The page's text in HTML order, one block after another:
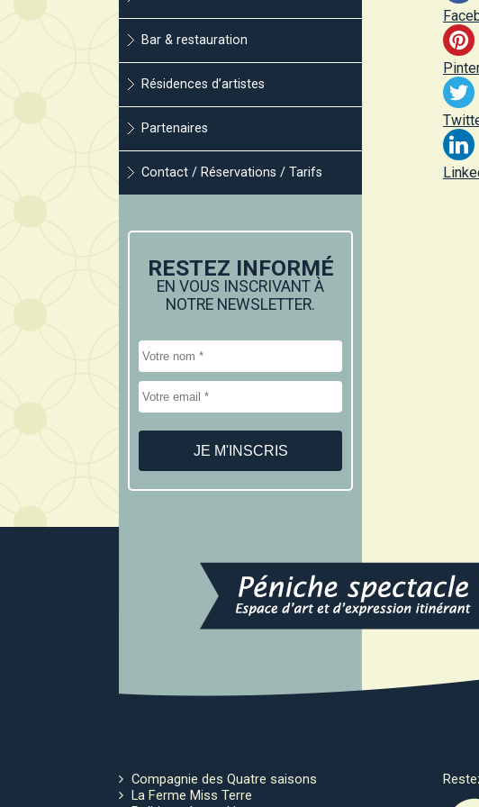
Bar & restauration
Résidences d’artistes
Partenaires
Contact / Réservations / Tarifs
RESTEZ INFORMÉ
EN VOUS INSCRIVANT À
NOTRE NEWSLETTER.
Compagnie des Quatre saisons
La Ferme Miss Terre